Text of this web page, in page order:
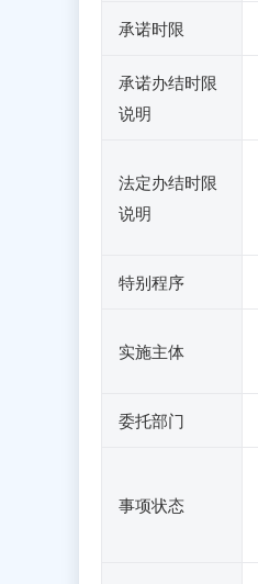
承诺时限
承诺办结时限
说明
法定办结时限
说明
特别程序
实施主体
委托部门
事项状态